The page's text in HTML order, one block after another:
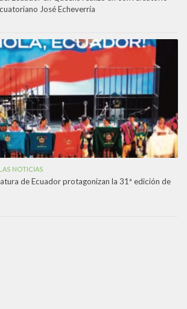
José Echeverría
NOTICIAS
de Ecuador protagonizan la 31ª edición de